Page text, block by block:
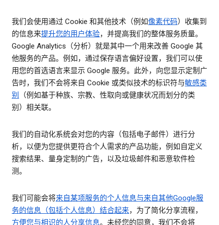
我们会使用通过 Cookie 和其他技术（例如像素代码）收集到
的信息来提升您的用户体验，并提高我们的整体服务质量。
Google Analytics（分析）就是其中一个用来改善 Google 其
他服务的产品。例如，通过保存语言偏好设置，我们可以使
用您的首选语言来显示 Google 服务。此外，向您显示定制广
告时，我们不会将来自 Cookie 或类似技术的标识符与敏感类
别
（例如基于种族、宗教、性取向或健康状况而划分的类
别）相关联。
我们的自动化系统会对您的内容（包括电子邮件）进行分
析，以便为您提供更符合个人需求的产品功能，例如自定义
搜索结果、量身定制的广告，以及垃圾邮件和恶意软件检
测。
我们可能会将来自某项服务的个人信息与来自其他Google服
务的信息（包括个人信息）结合起来，为了简化分享流程，
方便您与相识的人分享信息。未经您的同意，我们不会将